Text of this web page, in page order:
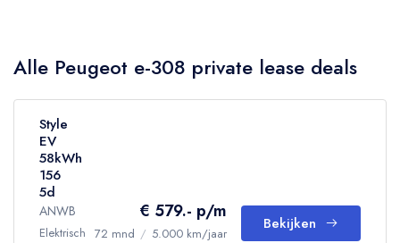
Alle Peugeot e-308 private lease deals
Style
EV
58kWh
156
5d
ANWB
Elektrisch
€ 579.- p/m
72 mnd / 5.000 km/jaar
Bekijken